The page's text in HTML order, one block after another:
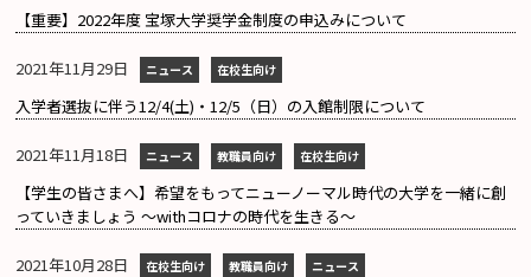
【重要】2022年度 宝塚大学奨学金制度の申込みについて
2021年11月29日 ニュース 在校生向け
入学者選抜に伴う12/4(土)・12/5（日）の入館制限について
2021年11月18日 ニュース 教職員向け 在校生向け
【学生の皆さまへ】希望をもってニューノーマル時代の大学を一緒に創
っていきましょう ～withコロナの時代を生きる～
2021年10月28日 在校生向け 教職員向け ニュース